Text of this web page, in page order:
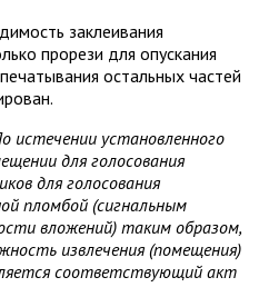
заклеивания
прорези для опускания
остальных частей
истечении установленного
для голосования
для голосования
пломбой (сигнальным
вложений) таким образом,
извлечения (помещения)
соответствующий акт